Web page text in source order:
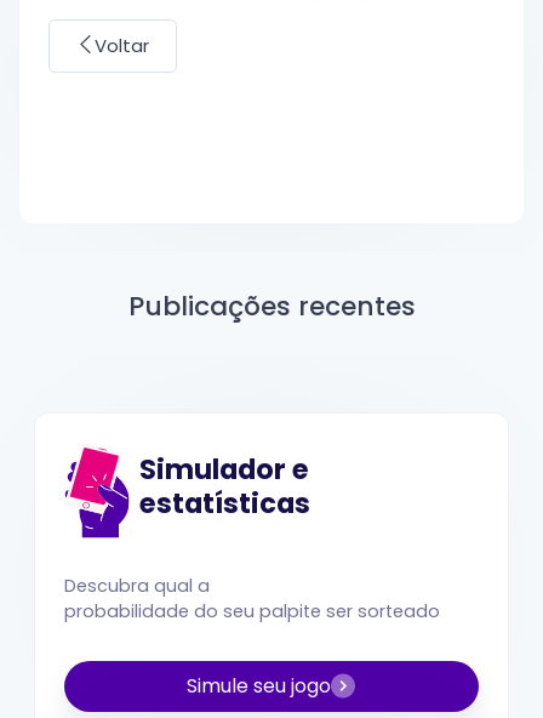
Voltar
Publicações recentes
Simulador e
estatísticas
Descubra qual a
probabilidade do seu palpite ser sorteado
Simule seu jogo